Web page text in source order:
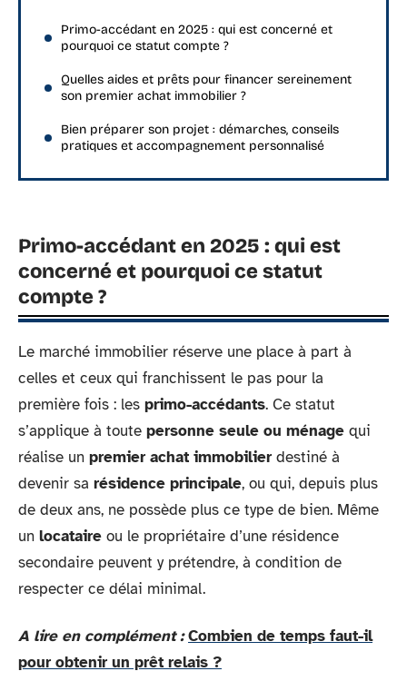
Primo-accédant en 2025 : qui est concerné et
pourquoi ce statut compte ?
Quelles aides et prêts pour financer sereinement
son premier achat immobilier ?
Bien préparer son projet : démarches, conseils
pratiques et accompagnement personnalisé
Primo-accédant en 2025 : qui est
concerné et pourquoi ce statut
compte ?
Le marché immobilier réserve une place à part à
celles et ceux qui franchissent le pas pour la
première fois : les primo-accédants. Ce statut
s’applique à toute personne seule ou ménage qui
réalise un premier achat immobilier destiné à
devenir sa résidence principale, ou qui, depuis plus
de deux ans, ne possède plus ce type de bien. Même
un locataire ou le propriétaire d’une résidence
secondaire peuvent y prétendre, à condition de
respecter ce délai minimal.
A lire en complément : Combien de temps faut-il
pour obtenir un prêt relais ?